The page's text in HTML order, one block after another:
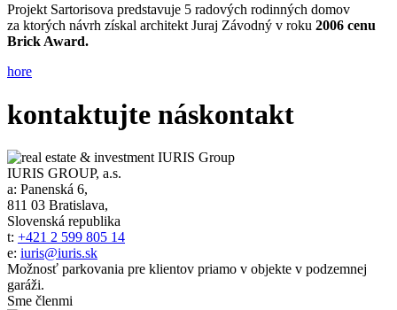
Projekt Sartorisova predstavuje 5 radových rodinných domov
za ktorých návrh získal architekt Juraj Závodný v roku 2006 cenu
Brick Award.
hore
kontaktujte náskontakt
IURIS GROUP, a.s.
a: Panenská 6,
811 03 Bratislava,
Slovenská republika
t: +421 2 599 805 14
e: iuris@iuris.sk
Možnosť parkovania pre klientov priamo v objekte v podzemnej
garáži.
Sme členmi